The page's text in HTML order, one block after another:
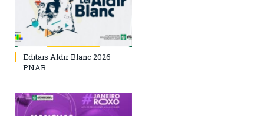
Editais Aldir Blanc 2026 –
PNAB